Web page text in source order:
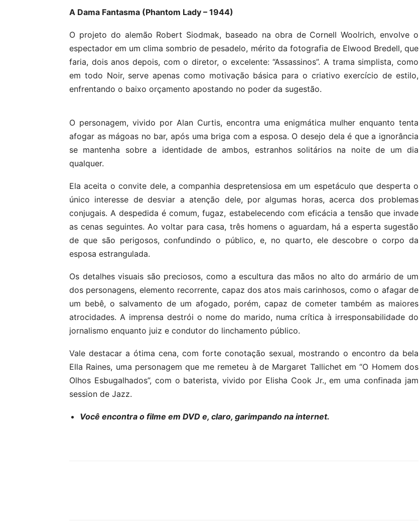
A Dama Fantasma (Phantom Lady – 1944)
O projeto do alemão Robert Siodmak, baseado na obra de Cornell Woolrich, envolve o
espectador em um clima sombrio de pesadelo, mérito da fotografia de Elwood Bredell, que
faria, dois anos depois, com o diretor, o excelente: “Assassinos”. A trama simplista, como
em todo Noir, serve apenas como motivação básica para o criativo exercício de estilo,
enfrentando o baixo orçamento apostando no poder da sugestão.
O personagem, vivido por Alan Curtis, encontra uma enigmática mulher enquanto tenta
afogar as mágoas no bar, após uma briga com a esposa. O desejo dela é que a ignorância
se mantenha sobre a identidade de ambos, estranhos solitários na noite de um dia
qualquer.
Ela aceita o convite dele, a companhia despretensiosa em um espetáculo que desperta o
único interesse de desviar a atenção dele, por algumas horas, acerca dos problemas
conjugais. A despedida é comum, fugaz, estabelecendo com eficácia a tensão que invade
as cenas seguintes. Ao voltar para casa, três homens o aguardam, há a esperta sugestão
de que são perigosos, confundindo o público, e, no quarto, ele descobre o corpo da
esposa estrangulada.
Os detalhes visuais são preciosos, como a escultura das mãos no alto do armário de um
dos personagens, elemento recorrente, capaz dos atos mais carinhosos, como o afagar de
um bebê, o salvamento de um afogado, porém, capaz de cometer também as maiores
atrocidades. A imprensa destrói o nome do marido, numa crítica à irresponsabilidade do
jornalismo enquanto juiz e condutor do linchamento público.
Vale destacar a ótima cena, com forte conotação sexual, mostrando o encontro da bela
Ella Raines, uma personagem que me remeteu à de Margaret Tallichet em “O Homem dos
Olhos Esbugalhados”, com o baterista, vivido por Elisha Cook Jr., em uma confinada jam
session de Jazz.
Você encontra o filme em DVD e, claro, garimpando na internet.